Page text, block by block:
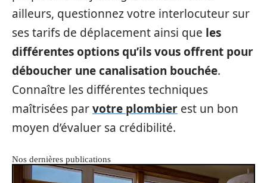
ailleurs, questionnez votre interlocuteur sur
ses tarifs de déplacement ainsi que les
différentes options qu’ils vous offrent pour
déboucher une canalisation bouchée.
Connaître les différentes techniques
maîtrisées parvotre plombier est un bon
moyen d’évaluer sa crédibilité.
Nos dernières publications